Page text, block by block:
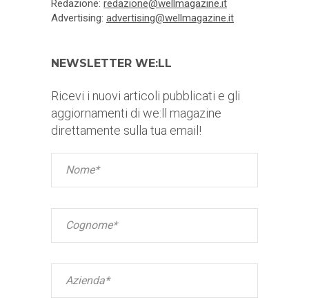
Redazione: redazione@wellmagazine.it
Advertising: advertising@wellmagazine.it
NEWSLETTER WE:LL
Ricevi i nuovi articoli pubblicati e gli
aggiornamenti di we:ll magazine
direttamente sulla tua email!